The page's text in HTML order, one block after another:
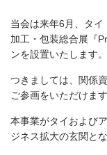
当会は来年6月、タ
加工・包装総合展『
ンを設置いたします。
つきましては、関係
ご参画をいただけま
本事業がタイおよび
ジネス拡大の玄関と